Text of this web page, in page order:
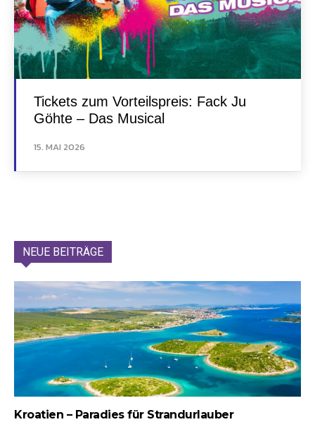
Tickets zum Vorteilspreis: Fack Ju
Göhte – Das Musical
15. MAI 2026
NEUE BEITRÄGE
Kroatien – Paradies für Strandurlauber